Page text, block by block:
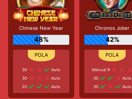
Chinese New Year
48%
30
Auto
30
Auto
20
Auto
Chronos Joker
42%
Manual 9
30
Auto
30
Auto